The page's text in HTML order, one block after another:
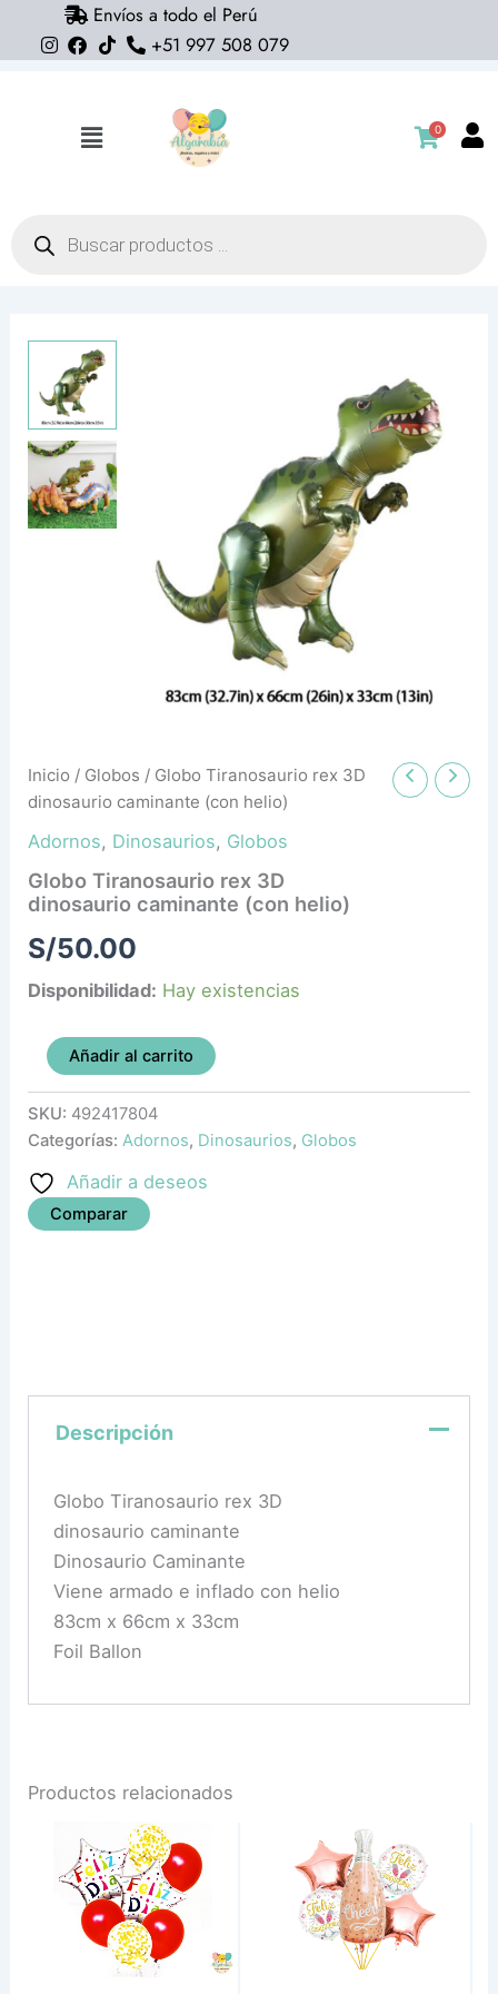
Envíos a todo el Perú
+51 997 508 079
Flyout
0
productos
Inicio / Globos / Globo Tiranosaurio rex 3D
dinosaurio caminante (con helio)
Adornos, Dinosaurios, Globos
Globo Tiranosaurio rex 3D
dinosaurio caminante (con helio)
S/50.00
Disponibilidad: Hay existencias
Tiranosaurio
rex
3D
dinosaurio caminante
(con
helio)
cantidad
Añadir al carrito
SKU: 492417804
Categorías:Adornos, Dinosaurios, Globos
Añadir a deseos
Comparar
Descripción
Globo Tiranosaurio rex 3D
dinosaurio caminante
Dinosaurio Caminante
Viene armado e inflado con helio
83cm x 66cm x 33cm
Foil Ballon
Productos relacionados